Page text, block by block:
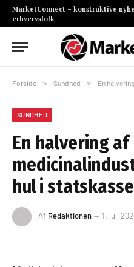
MarketConnect – konstruktive
erhvervsfolk
Forside » Sundhed » En halvering af
SUNDHED
En halvering af
hul i
Af Redaktionen 1. juli